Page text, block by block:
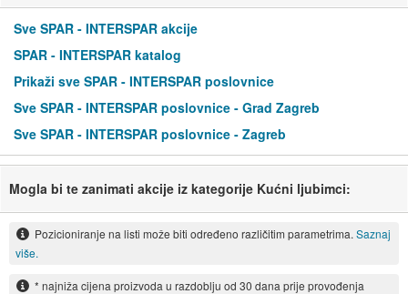
Sve SPAR - INTERSPAR akcije
SPAR - INTERSPAR katalog
Prikaži sve SPAR - INTERSPAR poslovnice
Sve SPAR - INTERSPAR poslovnice - Grad Zagreb
Sve SPAR - INTERSPAR poslovnice - Zagreb
Mogla bi te zanimati akcije iz kategorije Kućni ljubimci:
Pozicioniranje na listi može biti određeno različitim parametrima. Saznaj
više.
* najniža cijena proizvoda u razdoblju od 30 dana prije provođenja